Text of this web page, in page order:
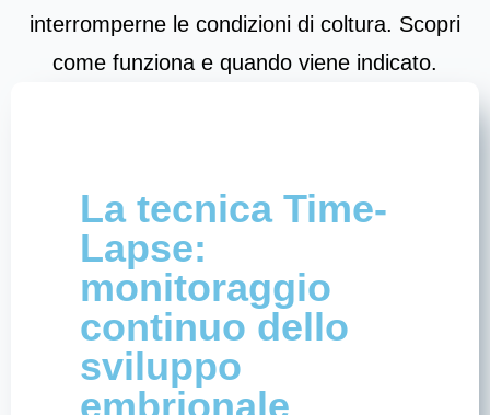
interromperne le condizioni di coltura. Scopri
come funziona e quando viene indicato.
La tecnica Time-
Lapse:
monitoraggio
continuo dello
sviluppo
embrionale